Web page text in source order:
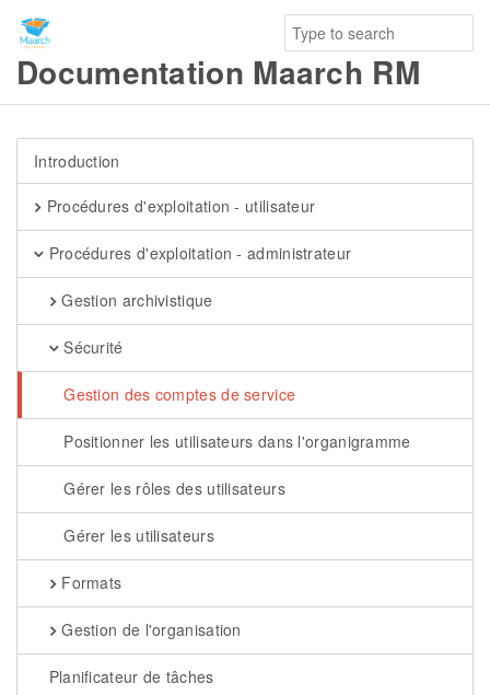
Documentation Maarch RM
Introduction
Procédures d'exploitation - utilisateur
Procédures d'exploitation - administrateur
Gestion archivistique
Sécurité
Gestion des comptes de service
Positionner les utilisateurs dans l'organigramme
Gérer les rôles des utilisateurs
Gérer les utilisateurs
Formats
Gestion de l'organisation
Planificateur de tâches